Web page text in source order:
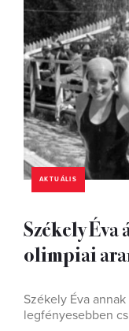
AKTUÁLIS
Székely
olimpiai
Székely Éva
legfényesebben